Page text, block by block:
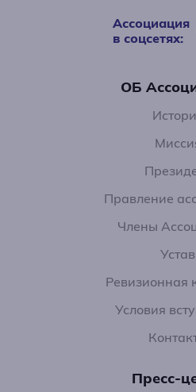
Ассоциация
в соцсетях:
ОБ
Правление
Члены
Устав
Ревизионная
Условия
Пресс-